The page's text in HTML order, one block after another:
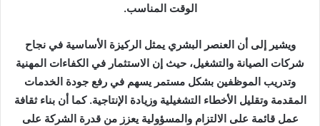
الوقت المناسب.
ويشير إلى أن العنصر البشري يمثل الركيزة الأساسية في نجاح
شركات الصيانة والتشغيل، حيث إن الاستثمار في الكفاءات المهنية
وتدريب الموظفين بشكل مستمر يسهم في رفع جودة الخدمات
المقدمة وتقليل الأخطاء التشغيلية وزيادة الإنتاجية. كما أن بناء ثقافة
عمل قائمة على الالتزام والمسؤولية يعزز من قدرة الشركة على